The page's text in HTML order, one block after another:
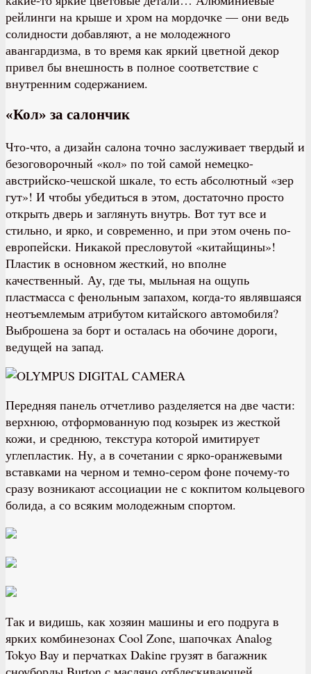
рейлинги на крыше и хром на мордочке — они ведь
солидности добавляют, а не молодежного
авангардизма, в то время как яркий цветной декор
привел бы внешность в полное соответствие с
внутренним содержанием.
«Кол» за салончик
Что-что, а дизайн салона точно заслуживает твердый и
безоговорочный «кол» по той самой немецко-
австрийско-чешской шкале, то есть абсолютный «зер
гут»! И чтобы убедиться в этом, достаточно просто
открыть дверь и заглянуть внутрь. Вот тут все и
стильно, и ярко, и современно, и при этом очень по-
европейски. Никакой пресловутой «китайщины»!
Пластик в основном жесткий, но вполне
качественный. Ау, где ты, мыльная на ощупь
пластмасса с фенольным запахом, когда-то являвшаяся
неотъемлемым атрибутом китайского автомобиля?
Выброшена за борт и осталась на обочине дороги,
ведущей на запад.
Передняя панель отчетливо разделяется на две части:
верхнюю, отформованную под козырек из жесткой
кожи, и среднюю, текстура которой имитирует
углепластик. Ну, а в сочетании с ярко-оранжевыми
вставками на черном и темно-сером фоне почему-то
сразу возникают ассоциации не с кокпитом кольцевого
болида, а со всяким молодежным спортом.
Так и видишь, как хозяин машины и его подруга в
ярких комбинезонах Cool Zone, шапочках Analog
Tokyo Bay и перчатках Dakine грузят в багажник